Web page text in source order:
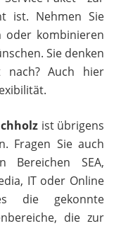
ist. Nehmen Sie
oder kombinieren
Sie denken
nach? Auch hier
ist übrigens
Fragen Sie auch
SEA,
IT oder Online
die gekonnte
die zur